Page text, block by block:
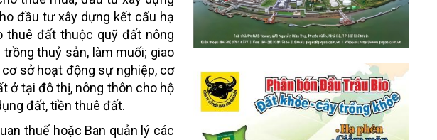
đầu tư xây dựng kết cấu hạ
thuê đất thuộc quỹ đất nông
thuỷ sản, làm muối; giao
sở hoạt động sự nghiệp, cơ
ở tại đô thị, nông thôn cho hộ
đất, tiền thuê đất.
thuế hoặc Ban quản lý các